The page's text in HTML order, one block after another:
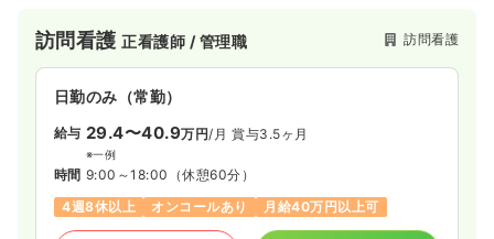
訪問看護正看護師 / 管理職 訪問看護
日勤のみ（常勤）
給与 29.4〜40.9万円/月 賞与3.5ヶ月
※一例
時間 9:00～18:00 （休憩60分）
4週8休以上
オンコールあり 月給40万円以上可